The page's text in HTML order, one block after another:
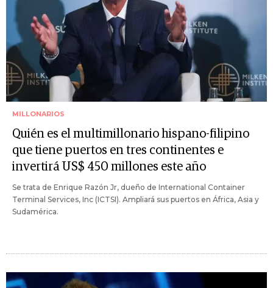
MILLONARIOS
Quién es el multimillonario hispano-filipino
que tiene puertos en tres continentes e
invertirá US$ 450 millones este año
Se trata de Enrique Razón Jr, dueño de International Container
Terminal Services, Inc (ICTSI). Ampliará sus puertos en África, Asia y
Sudamérica.